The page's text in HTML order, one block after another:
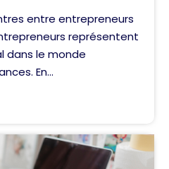
entre entrepreneurs
représentent
dans le monde
En...